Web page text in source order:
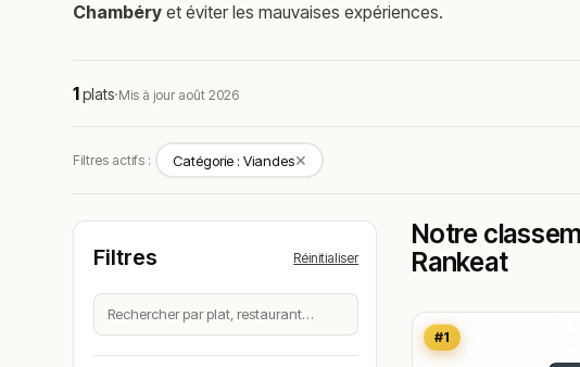
Chambéry et éviter les mauvaises expériences.
1plats·Mis à jour août 2026
Filtres actifs : Catégorie : Viandes✕
Filtres Réinitialiser
Notre
Rankeat
#1